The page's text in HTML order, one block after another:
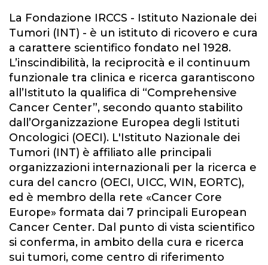
La Fondazione IRCCS - Istituto Nazionale dei
Tumori (INT) - è un istituto di ricovero e cura
a carattere scientifico fondato nel 1928.
L’inscindibilità, la reciprocità e il continuum
funzionale tra clinica e ricerca garantiscono
all’Istituto la qualifica di “Comprehensive
Cancer Center”, secondo quanto stabilito
dall’Organizzazione Europea degli Istituti
Oncologici (OECI). L'Istituto Nazionale dei
Tumori (INT) è affiliato alle principali
organizzazioni internazionali per la ricerca e
cura del cancro (OECI, UICC, WIN, EORTC),
ed è membro della rete «Cancer Core
Europe» formata dai 7 principali European
Cancer Center. Dal punto di vista scientifico
si conferma, in ambito della cura e ricerca
sui tumori, come centro di riferimento